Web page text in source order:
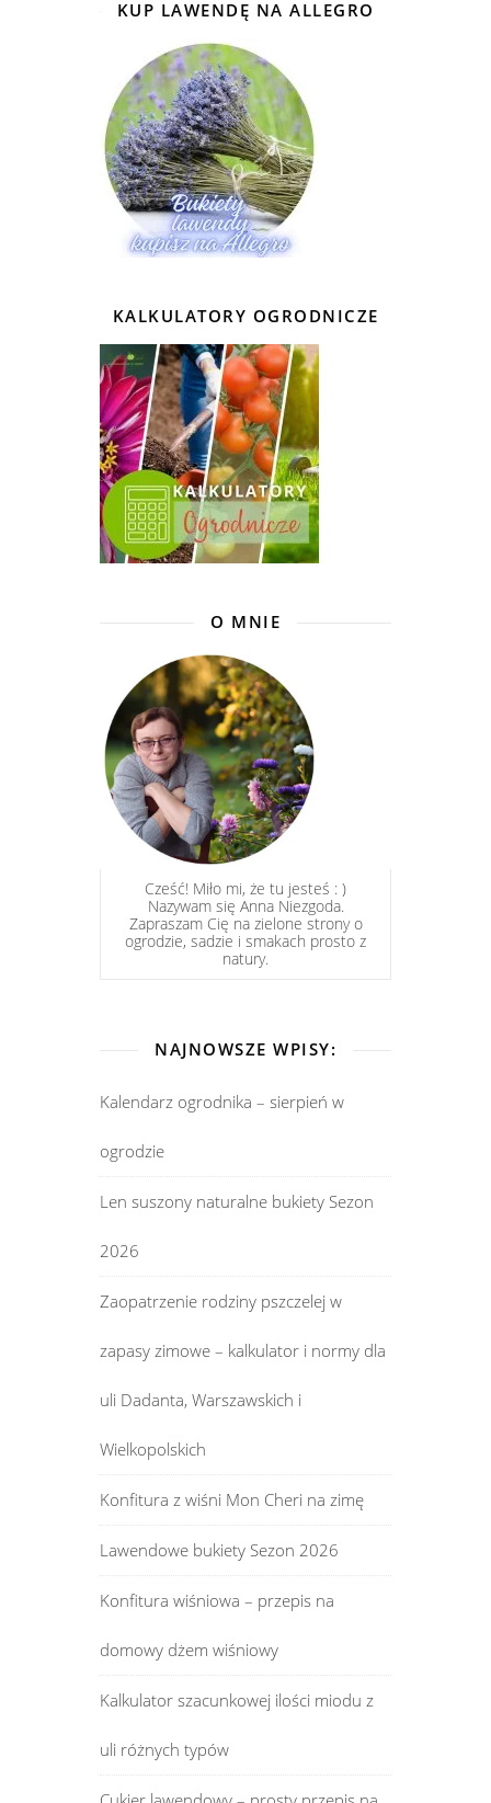
KUP LAWENDĘ NA ALLEGRO
KALKULATORY OGRODNICZE
O MNIE
Cześć! Miło mi, że tu jesteś : )
Nazywam się Anna Niezgoda.
Zapraszam Cię na zielone strony o
ogrodzie, sadzie i smakach prosto z
natury.
NAJNOWSZE WPISY:
Kalendarz ogrodnika – sierpień w
ogrodzie
Len suszony naturalne bukiety Sezon
2026
Zaopatrzenie rodziny pszczelej w
zapasy zimowe – kalkulator i normy dla
uli Dadanta, Warszawskich i
Wielkopolskich
Konfitura z wiśni Mon Cheri na zimę
Lawendowe bukiety Sezon 2026
Konfitura wiśniowa – przepis na
domowy dżem wiśniowy
Kalkulator szacunkowej ilości miodu z
uli różnych typów